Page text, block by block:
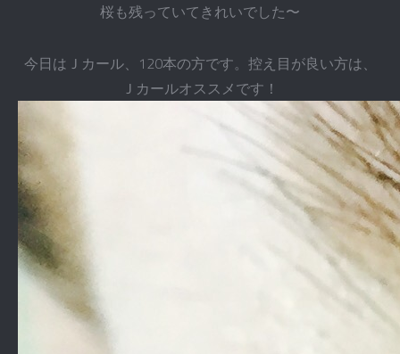
桜も残っていてきれいでした〜
今日はＪカール、120本の方です。控え目が良い方は、
Ｊカールオススメです！